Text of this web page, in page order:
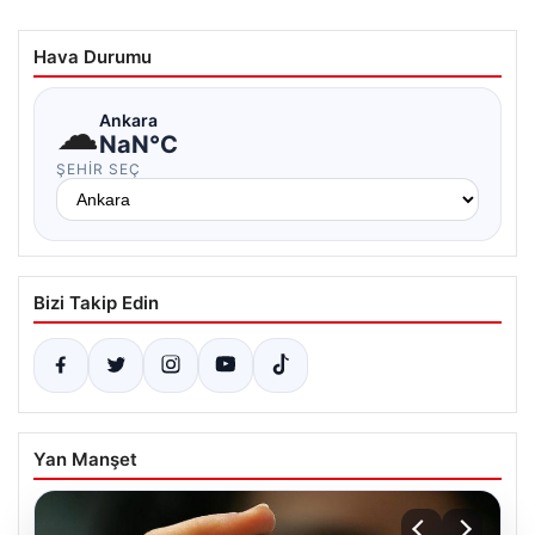
Hava Durumu
☁Ankara
NaN°C
ŞEHIR SEÇ
Bizi Takip Edin
Yan Manşet